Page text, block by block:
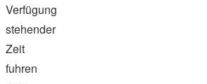
Verfügung
stehender
Zeit
fuhren